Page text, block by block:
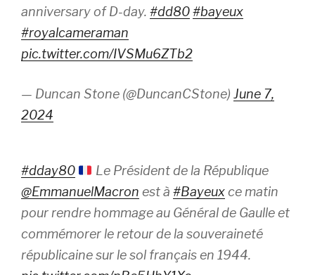
anniversary of D-day. #dd80#bayeux
#royalcameraman
pic.twitter.com/IVSMu6ZTb2
— Duncan Stone (@DuncanCStone) June 7,
2024
#dday80
Le Président de la République
@EmmanuelMacron est à #Bayeuxce matin
pour rendre hommage au Général de Gaulle et
commémorer le retour de la souveraineté
républicaine sur le sol français en 1944.